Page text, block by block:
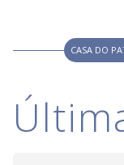
CASA DO